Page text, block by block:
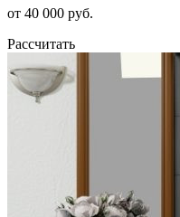
от 40 000 руб.
Рассчитать